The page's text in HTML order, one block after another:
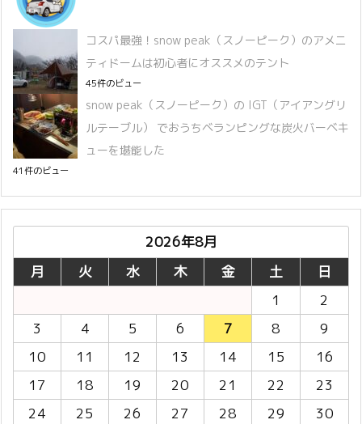
コスパ最強！snow peak（スノーピーク）のアメニ
ティドームは初心者にオススメのテント
45件のビュー
snow peak（スノーピーク）の IGT（アイアングリ
ルテーブル） でおうちベランピングな炭火バーベキ
ューを堪能した
41件のビュー
2026年8月
月
火 水 木 金 土
日
1
2
3
4 5 6 7 8
9
10
11 12 13 14 15
16
17
18 19 20 21 22
23
24
25 26 27 28 29
30